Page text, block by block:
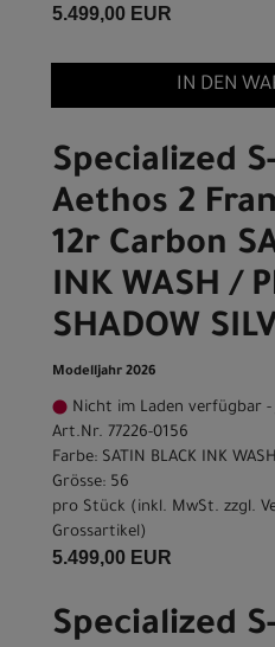
5.499,00 EUR
IN DEN
Specialized
Aethos 2
12r Carbon
INK WASH /
SHADOW
Modelljahr 2026
Nicht im Laden verfügbar -
Art.Nr. 77226-0156
Farbe: SATIN BLACK INK
Grösse: 56
pro Stück (inkl. MwSt. zzgl.
Grossartikel )
5.499,00 EUR
Specialized